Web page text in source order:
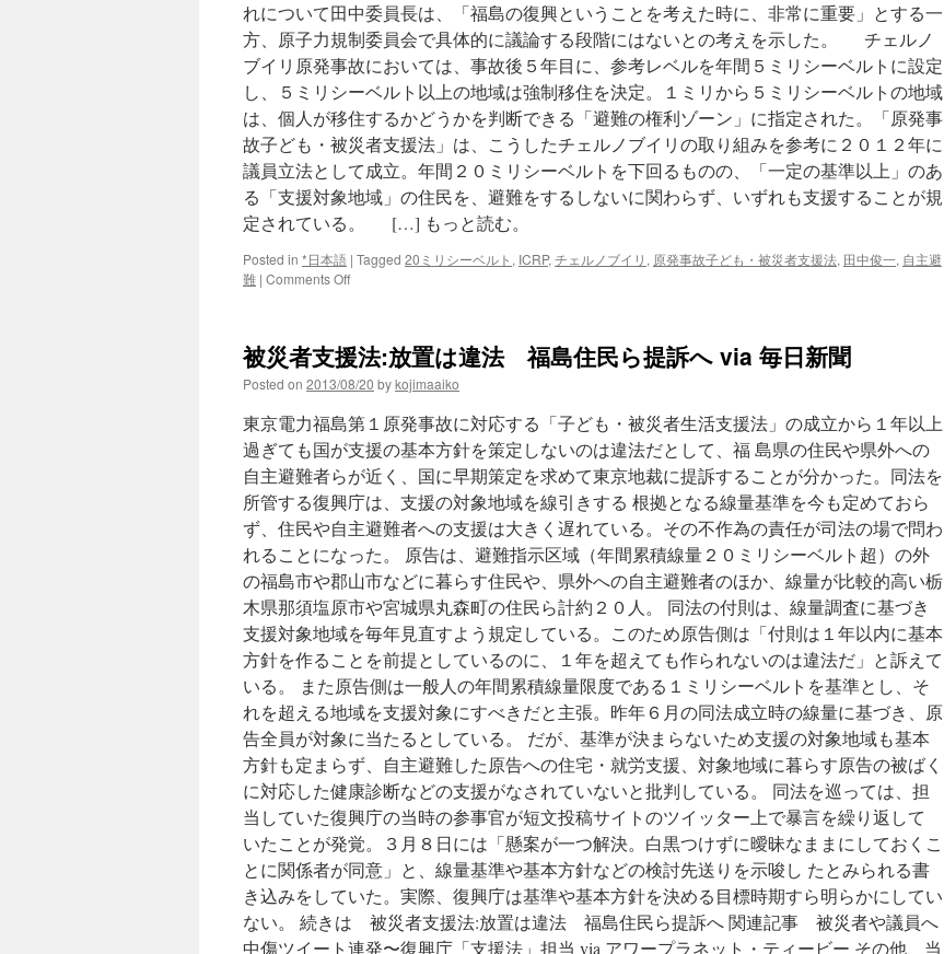
れについて田中委員長は、「福島の復興ということを考えた時に、非常に重要」とする一
方、原子力規制委員会で具体的に議論する段階にはないとの考えを示した。 チェルノ
ブイリ原発事故においては、事故後５年目に、参考レベルを年間５ミリシーベルトに設定
し、５ミリシーベルト以上の地域は強制移住を決定。１ミリから５ミリシーベルトの地域
は、個人が移住するかどうかを判断できる「避難の権利ゾーン」に指定された。「原発事
故子ども・被災者支援法」は、こうしたチェルノブイリの取り組みを参考に２０１２年に
議員立法として成立。年間２０ミリシーベルトを下回るものの、「一定の基準以上」のあ
る「支援対象地域」の住民を、避難をするしないに関わらず、いずれも支援することが規
定されている。 […] もっと読む。
Posted in *日本語 | Tagged 20ミリシーベルト , ICRP, チェルノブイリ , 原発事故子ども・被災者支援法, 田中俊一, 自主避
難 | Comments Offon
難
者
の
支
援
は
不
要」〜
規
制
委・
田
中
委
員
長
が
お
墨
付
き
via
Our-
PlanetTV
被災者支援法:放置は違法 福島住民ら提訴へ via 毎日新聞
Posted on 2013/08/20 bykojimaaiko
東京電力福島第１原発事故に対応する「子ども・被災者生活支援法」の成立から１年以上
過ぎても国が支援の基本方針を策定しないのは違法だとして、福 島県の住民や県外への
自主避難者らが近く、国に早期策定を求めて東京地裁に提訴することが分かった。同法を
所管する復興庁は、支援の対象地域を線引きする 根拠となる線量基準を今も定めておら
ず、住民や自主避難者への支援は大きく遅れている。その不作為の責任が司法の場で問わ
れることになった。 原告は、避難指示区域（年間累積線量２０ミリシーベルト超）の外
の福島市や郡山市などに暮らす住民や、県外への自主避難者のほか、線量が比較的高い栃
木県那須塩原市や宮城県丸森町の住民ら計約２０人。 同法の付則は、線量調査に基づき
支援対象地域を毎年見直すよう規定している。このため原告側は「付則は１年以内に基本
方針を作ることを前提としているのに、１年を超えても作られないのは違法だ」と訴えて
いる。 また原告側は一般人の年間累積線量限度である１ミリシーベルトを基準とし、そ
れを超える地域を支援対象にすべきだと主張。昨年６月の同法成立時の線量に基づき、原
告全員が対象に当たるとしている。 だが、基準が決まらないため支援の対象地域も基本
方針も定まらず、自主避難した原告への住宅・就労支援、対象地域に暮らす原告の被ばく
に対応した健康診断などの支援がなされていないと批判している。 同法を巡っては、担
当していた復興庁の当時の参事官が短文投稿サイトのツイッター上で暴言を繰り返して
いたことが発覚。３月８日には「懸案が一つ解決。白黒つけずに曖昧なままにしておくこ
とに関係者が同意」と、線量基準や基本方針などの検討先送りを示唆し たとみられる書
き込みをしていた。実際、復興庁は基準や基本方針を決める目標時期すら明らかにしてい
ない。 続きは 被災者支援法:放置は違法 福島住民ら提訴へ 関連記事 被災者や議員へ
中傷ツイート連発〜復興庁「支援法」担当 via アワープラネット・ティービー その他、当